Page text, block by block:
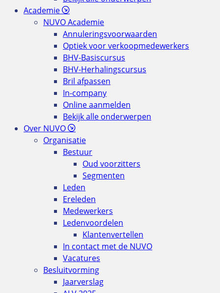
Academie
NUVO Academie
Annuleringsvoorwaarden
Optiek voor verkoopmedewerkers
BHV-Basiscursus
BHV-Herhalingscursus
Bril afpassen
In-company
Online aanmelden
Bekijk alle onderwerpen
Over NUVO
Organisatie
Bestuur
Oud voorzitters
Segmenten
Leden
Ereleden
Medewerkers
Ledenvoordelen
Klantenvertellen
In contact met de NUVO
Vacatures
Besluitvorming
Jaarverslag